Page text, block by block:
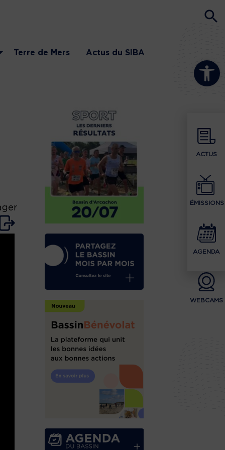
Ouvrir la
ACTUS
ÉMISSIONS
AGENDA
WEBCAMS
Terre de Mers Actus du SIBA